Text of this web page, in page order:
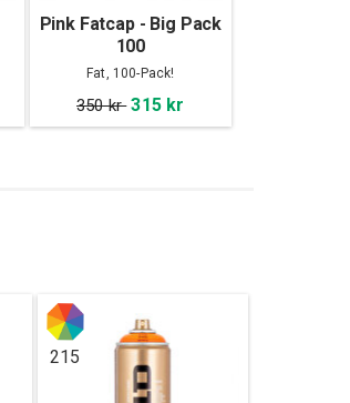
Pink Fatcap - Big Pack
100
Fat, 100-Pack!
350 kr 315 kr
215